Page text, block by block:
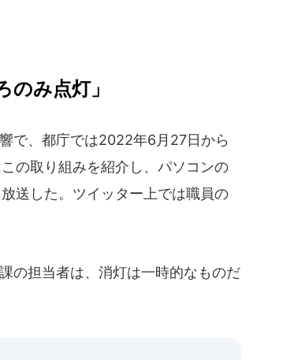
のみ点灯」
で、都庁では2022年6月27日から
の取り組みを紹介し、パソコンの
送した。ツイッター上では職員の
の担当者は、消灯は一時的なものだ